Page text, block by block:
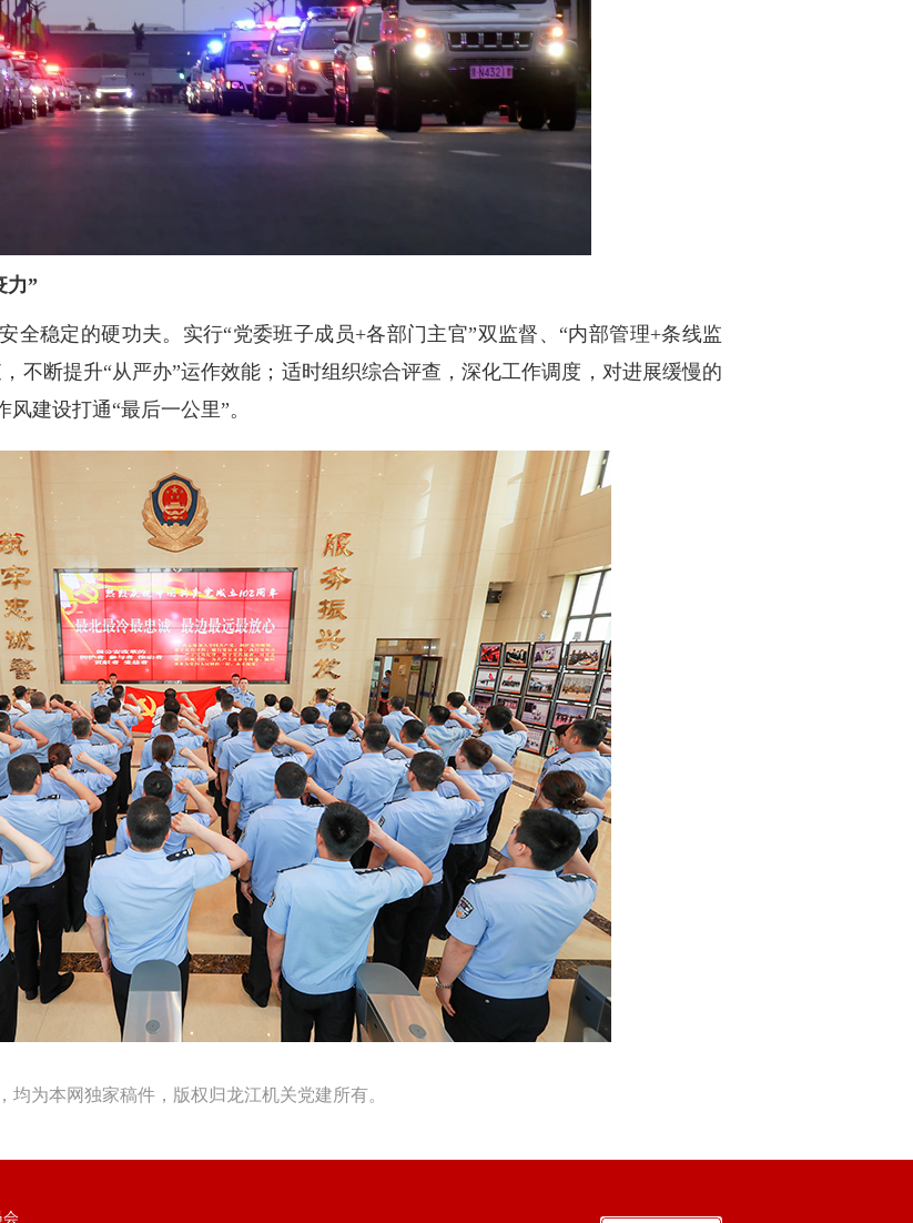
力”
全稳定的硬功夫。实行“党委班子成员+各部门主官”双监督、“内部管理+条线监
不断提升“从严办”运作效能；适时组织综合评查，深化工作调度，对进展缓慢的
建设打通“最后一公里”。
均为本网独家稿件，版权归龙江机关党建所有。
会